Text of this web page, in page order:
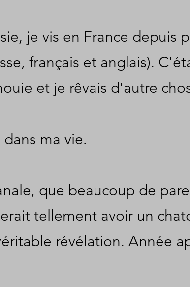
je vis en France depuis
français et anglais).
et je rêvais d'autre
ma vie.
que beaucoup de
tellement avoir un
révélation. Année